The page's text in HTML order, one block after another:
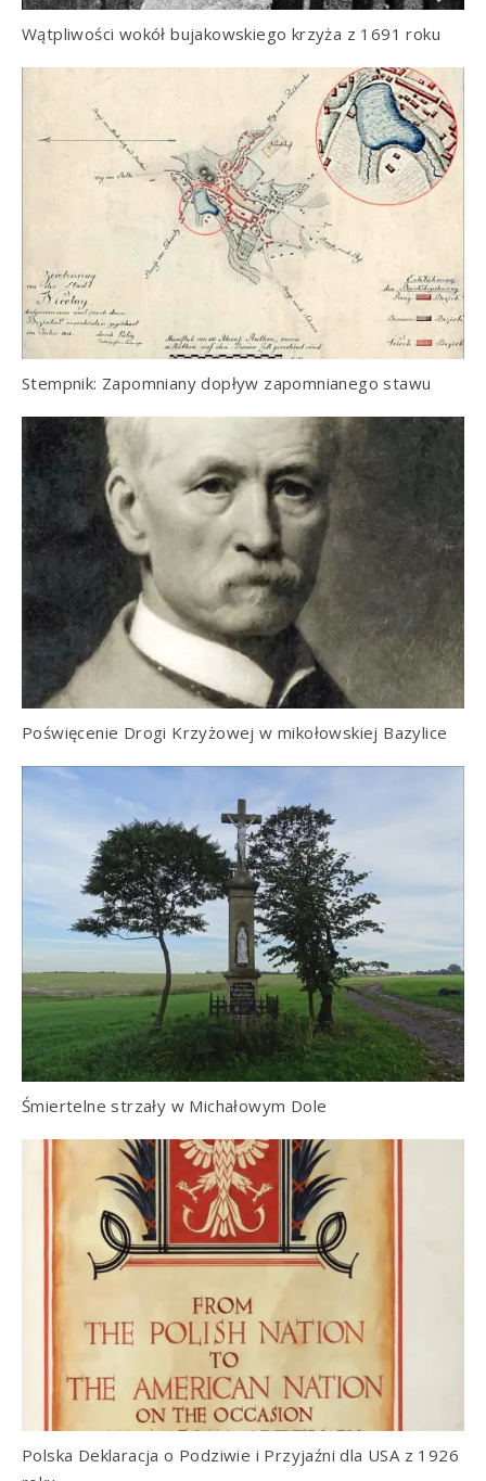
Wątpliwości wokół bujakowskiego krzyża z 1691 roku
Stempnik: Zapomniany dopływ zapomnianego stawu
Poświęcenie Drogi Krzyżowej w mikołowskiej Bazylice
Śmiertelne strzały w Michałowym Dole
Polska Deklaracja o Podziwie i Przyjaźni dla USA z 1926